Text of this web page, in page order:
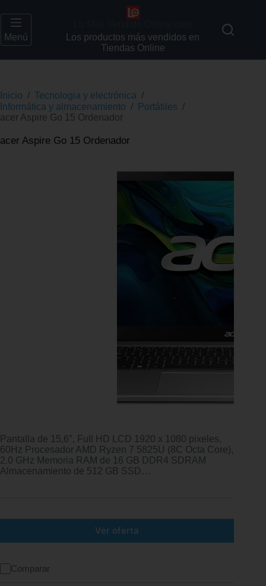
Menú
Los productos más vendidos en
Tiendas Online
Inicio / Tecnologia y electrónica /
Informática y almacenamiento / Portátiles /
acer Aspire Go 15 Ordenador
acer Aspire Go 15 Ordenador
Pantalla de 15,6″, Full HD LCD 1920 x 1080 pixeles,
60Hz Procesador AMD Ryzen 7 5825U (8C Octa Core),
2.0 GHz Memoria RAM de 16 GB DDR4 SDRAM
Almacenamiento de 512 GB SSD…
Ver oferta
Comparar